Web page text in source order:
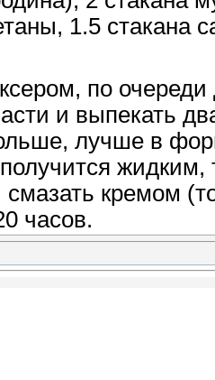
1.5 стакана
по
и выпекать
лучше в
жидким,
смазать кремом
часов.